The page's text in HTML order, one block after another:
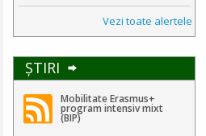
Vezi toate alertele
ŞTIRI
Mobilitate Erasmus+
program intensiv mixt
(BIP)